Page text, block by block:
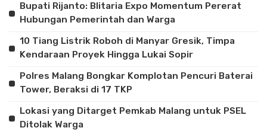
Bupati Rijanto: Blitaria Expo Momentum Pererat
Hubungan Pemerintah dan Warga
10 Tiang Listrik Roboh di Manyar Gresik, Timpa
Kendaraan Proyek Hingga Lukai Sopir
Polres Malang Bongkar Komplotan Pencuri Baterai
Tower, Beraksi di 17 TKP
Lokasi yang Ditarget Pemkab Malang untuk PSEL
Ditolak Warga